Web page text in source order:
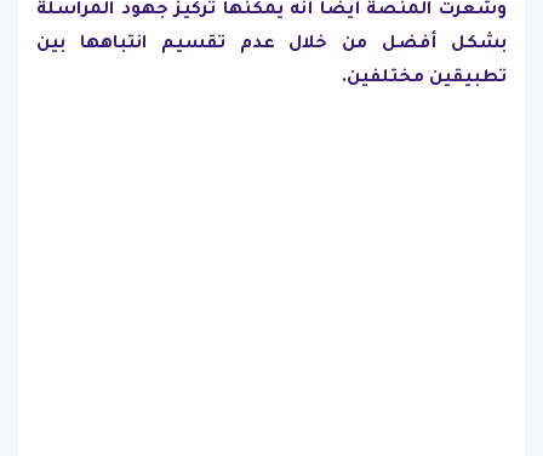
وشعرت المنصة أيضًا أنه يمكنها تركيز جهود المراسلة
بشكل أفضل من خلال عدم تقسيم انتباهها بين
تطبيقين مختلفين.